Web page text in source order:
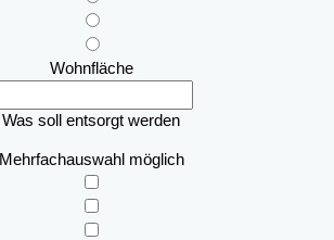
Wohnfläche
Was soll entsorgt werden
Mehrfachauswahl möglich